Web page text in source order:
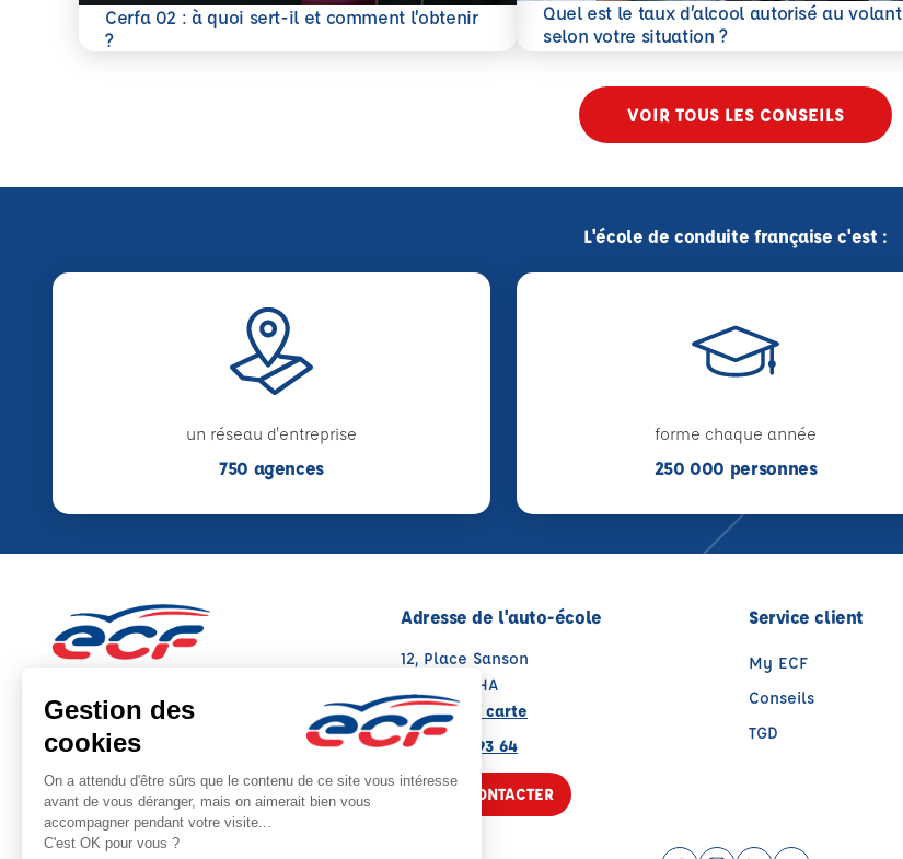
Cerfa 02 : à quoi sert-il et comment l’obtenir
?
En savoir plus
Quel est le taux d’alcool autorisé au volant
selon votre situation ?
En savoir plus
VOIR TOUS LES CONSEILS
L'école de conduite française c'est :
un réseau d'entreprise
750 agences
forme chaque année
250 000 personnes
Adresse de l'auto-école
12, Place Sanson
17160 MATHA
Voir sur la carte
05 49 08 93 64
NOUS CONTACTER
Service client
My ECF
Conseils
TGD